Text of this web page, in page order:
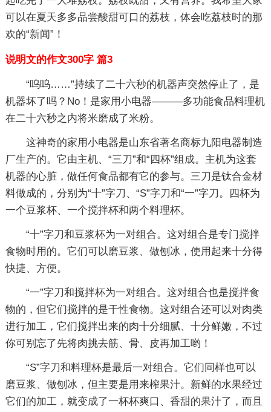
可以在夏天多多品尝酸甜可口的荔枝，体会吃荔枝时的那
欢的“新闻”！
说明文的作文300字 篇3
“呜呜……”持续了二十六秒的机器声突然停止了，是
机器坏了吗？No！是家用小电器———多功能食品料理机
在二十六秒之内将米磨成了米粉。
这神奇的家用小电器是山东省著名商标九阳电器制造
厂生产的。它由主机、“三刀”和“四杯”组成。主机为这套
机器的心脏，做任何食品都有它的参与。三刀是钛合金材
料做成的，分别为“十”字刀、“S”字刀和“一”字刀。四杯为
一个豆浆杯、一个搅拌杯和两个料理杯。
“十”字刀和豆浆杯为一对组合。这对组合是专门搅拌
食物时用的。它们可以磨豆浆、做刨冰，使用起来十分得
快捷、方便。
“一”字刀和搅拌杯为一对组合。这对组合也是搅拌食
物的，但它们搅拌的是干性食物。这对组合还可以对肉类
进行加工，它们搅拌出来的肉十分细腻、十分鲜嫩，不过
你可别忘了先将肉挑去筋、骨、皮再加工哟！
“S”字刀和料理杯是最后一对组合。它们同样也可以
磨豆浆、做刨冰，但主要是用来榨果汁。新鲜的水果经过
它们的加工，就变成了一杯杯爽口、香甜的果汁了，而且